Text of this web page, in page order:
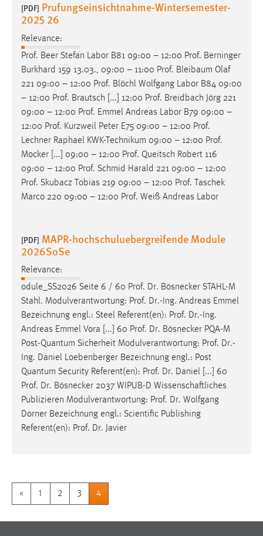
[PDF] Prufungseinsichtnahme-Wintersemester-
2025 26
Relevance:
Prof. Beer Stefan Labor B81 09:00 – 12:00 Prof. Berninger
Burkhard 159 13.03., 09:00 – 11:00 Prof. Bleibaum Olaf
221 09:00 – 12:00 Prof. Blöchl Wolfgang Labor B84 09:00
– 12:00 Prof. Brautsch [...] 12:00 Prof. Breidbach Jörg 221
09:00 – 12:00 Prof. Emmel Andreas Labor B79 09:00 –
12:00 Prof. Kurzweil Peter E75 09:00 – 12:00 Prof.
Lechner Raphael KWK-Technikum 09:00 – 12:00 Prof.
Mocker [...] 09:00 – 12:00 Prof. Queitsch Robert 116
09:00 – 12:00 Prof. Schmid Harald 221 09:00 – 12:00
Prof. Skubacz Tobias 219 09:00 – 12:00 Prof. Taschek
Marco 220 09:00 – 12:00 Prof. Weiß Andreas Labor
[PDF] MAPR-hochschuluebergreifende Module
2026SoSe
Relevance:
odule_SS2026 Seite 6 / 60 Prof. Dr. Bösnecker STAHL-M
Stahl. Modulverantwortung: Prof. Dr.-Ing. Andreas Emmel
Bezeichnung engl.: Steel Referent(en): Prof. Dr.-Ing.
Andreas Emmel Vora [...] 60 Prof. Dr. Bösnecker PQA-M
Post-Quantum Sicherheit Modulverantwortung: Prof. Dr.-
Ing. Daniel Loebenberger Bezeichnung engl.: Post
Quantum Security Referent(en): Prof. Dr. Daniel [...] 60
Prof. Dr. Bösnecker 2037 WIPUB-D Wissenschaftliches
Publizieren Modulverantwortung: Prof. Dr. Wolfgang
Dorner Bezeichnung engl.: Scientific Publishing
Referent(en): Prof. Dr. Javier
« 1 2 3 4